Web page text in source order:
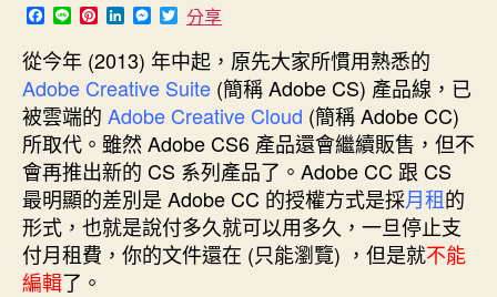
F
a
c
e
b
o
o
k
L
n
e
P
n
t
e
r
e
s
L
n
k
e
d
I
n
M
e
s
s
e
n
g
e
r
T
w
i
t
t
e
r
分享
從今年 (2013) 年中起，原先大家所慣用熟悉的
Adobe Creative Suite (簡稱 Adobe CS) 產品線，已
被雲端的 Adobe Creative Cloud (簡稱 Adobe CC)
所取代。雖然 Adobe CS6 產品還會繼續販售，但不
會再推出新的 CS 系列產品了。Adobe CC 跟 CS
最明顯的差別是 Adobe CC 的授權方式是採月租的
形式，也就是說付多久就可以用多久，一旦停止支
付月租費，你的文件還在 (只能瀏覽) ，但是就不能
編輯了。